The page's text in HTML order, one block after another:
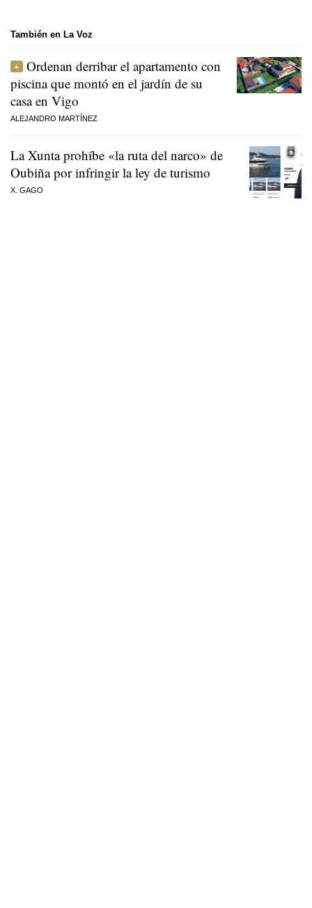
También en La Voz
Ordenan derribar el apartamento con
piscina que montó en el jardín de su
casa en Vigo
ALEJANDRO MARTÍNEZ
La Xunta prohíbe «la ruta del narco» de
Oubiña por infringir la ley de turismo
X. GAGO